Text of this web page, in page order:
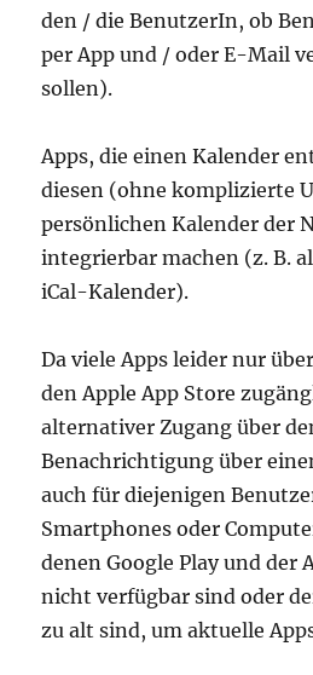
den / die BenutzerIn, ob
per App und / oder E-Mail
sollen).
Apps, die einen Kalender
diesen (ohne komplizierte
persönlichen Kalender der
integrierbar machen (z. B.
iCal-Kalender).
Da viele Apps leider nur
den Apple App Store
alternativer Zugang über
Benachrichtigung über
auch für diejenigen
Smartphones oder
denen Google Play und der
nicht verfügbar sind oder
zu alt sind, um aktuelle